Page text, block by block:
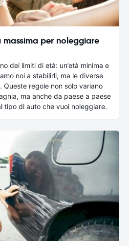
per noleggiare
dei limiti di età: un’età minima e
noi a stabilirli, ma le diverse
regole non solo variano
ma anche da paese a paese
tipo di auto che vuoi noleggiare.